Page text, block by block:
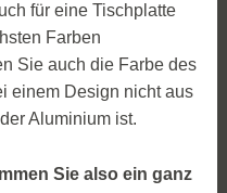
für eine Tischplatte
Farben
Sie auch die Farbe des
einem Design nicht aus
Aluminium ist.
Sie also ein ganz